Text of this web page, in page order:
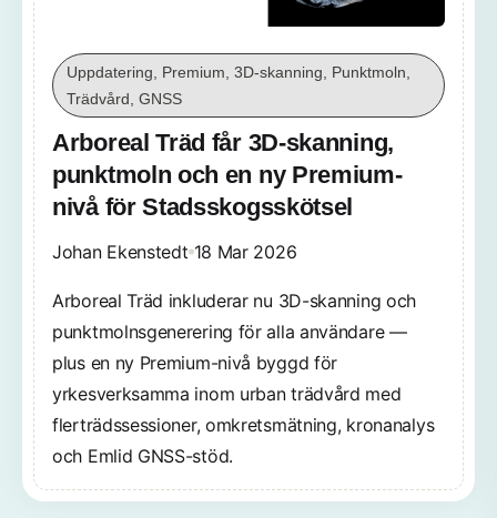
Uppdatering, Premium, 3D-skanning, Punktmoln,
Trädvård, GNSS
Arboreal Träd får 3D-skanning,
punktmoln och en ny Premium-
nivå för Stadsskogsskötsel
Johan Ekenstedt 18 Mar 2026
Arboreal Träd inkluderar nu 3D-skanning och
punktmolnsgenerering för alla användare —
plus en ny Premium-nivå byggd för
yrkesverksamma inom urban trädvård med
flerträdssessioner, omkretsmätning, kronanalys
och Emlid GNSS-stöd.